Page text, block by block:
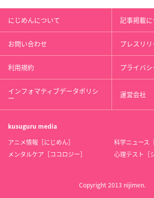
にじめんについて 記事掲載
お問い合わせ プレスリ
利用規約 プライバ
インフォマティブデータポリシ
ー 運営会社
kusuguru media
アニメ情報［にじめん］
科学ニュース
メンタルケア［ココロジー］
心理テスト［
Copyright 2013 nijimen.